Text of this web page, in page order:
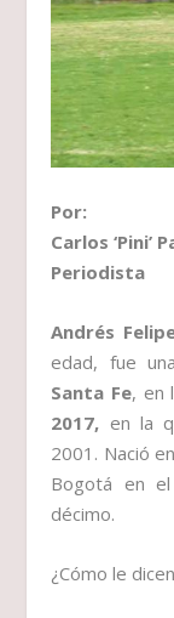
Por:
Carlos ‘Pini’
Periodista
Andrés
edad, fue
Santa Fe, en
2017, en la
2001. Nació
Bogotá en
décimo.
¿Cómo le